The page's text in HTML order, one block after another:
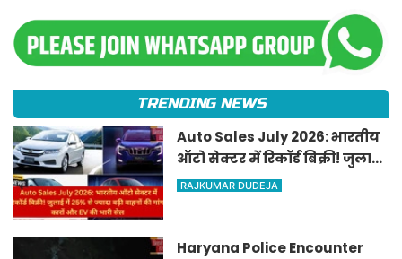
TRENDING NEWS
Auto Sales July 2026: भारतीय
ऑटो सेक्टर में रिकॉर्ड बिक्री! जुलाई
में 25% से ज्यादा बढ़ी वाहनों की
RAJKUMAR DUDEJA
Haryana Police Encounter